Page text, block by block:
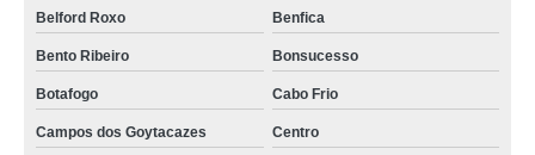
Belford Roxo Benfica
Bento Ribeiro Bonsucesso
Botafogo Cabo Frio
Campos dos Goytacazes Centro